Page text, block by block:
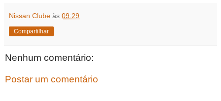
Nissan Clube às 09:29
Compartilhar
Nenhum comentário:
Postar um comentário